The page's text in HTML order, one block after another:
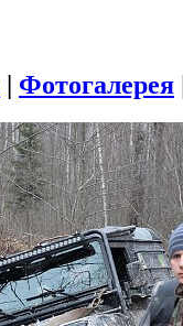
| Фотогалерея